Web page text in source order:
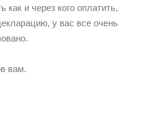
как и через кого оплатить,
у вас все очень
вам.